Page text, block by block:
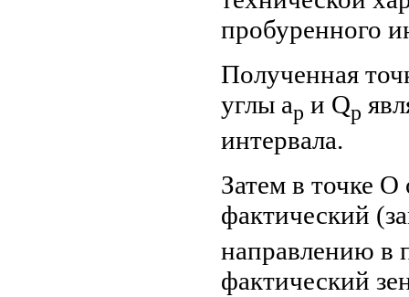
пробуренного
Полученная
углы aр и Qр
интервала.
Затем в точке О
фактический
направлению в
фактический